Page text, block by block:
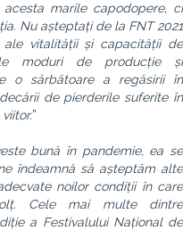
marile capodopere, ci
Nu așteptați de la FNT 2021
vitalității și capacității de
moduri de producție și
o sărbătoare a regăsirii în
de pierderile suferite în
”
bună în pandemie, ea se
îndeamnă să așteptăm alte
noilor condiții în care
Cele mai multe dintre
a Festivalului Național de